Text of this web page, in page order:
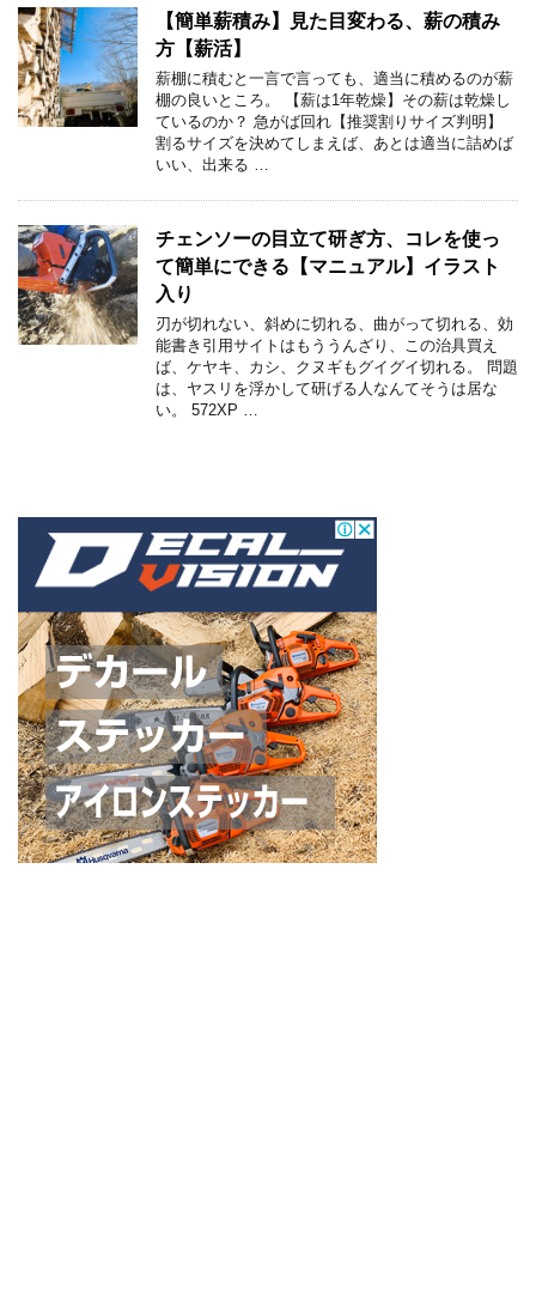
【簡単薪積み】見た目変わる、薪の積み
方【薪活】
薪棚に積むと一言で言っても、適当に積めるのが薪
棚の良いところ。 【薪は1年乾燥】その薪は乾燥し
ているのか？ 急がば回れ【推奨割りサイズ判明】
割るサイズを決めてしまえば、あとは適当に詰めば
いい、出来る …
チェンソーの目立て研ぎ方、コレを使っ
て簡単にできる【マニュアル】イラスト
入り
刃が切れない、斜めに切れる、曲がって切れる、効
能書き引用サイトはもううんざり、この治具買え
ば、ケヤキ、カシ、クヌギもグイグイ切れる。 問題
は、ヤスリを浮かして研げる人なんてそうは居な
い。 572XP …